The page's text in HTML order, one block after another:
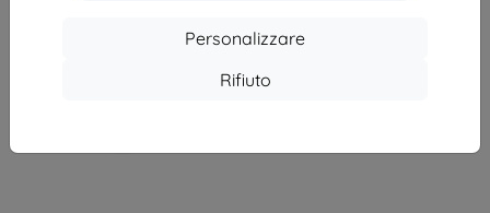
Personalizzare
Rifiuto